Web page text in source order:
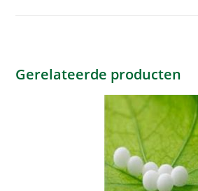
t
Gerelateerde producten